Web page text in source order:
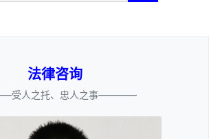
法律咨询
人之托、忠人之事————